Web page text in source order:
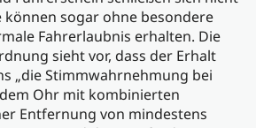
können sogar ohne besondere
Fahrerlaubnis erhalten. Die
sieht vor, dass der Erhalt
„die Stimmwahrnehmung bei
Ohr mit kombinierten
Entfernung von mindestens